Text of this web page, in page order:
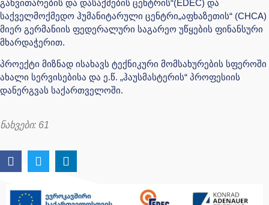
განვითარების და დასაქმების ცენტრის“(EDEC) და
საქველმოქმედო ჰუმანიტარული ცენტრი„აფხაზეთის“ (CHCA)
მიერ გერმანიის ფედერალური საგარეო უწყების ფინანსური
მხარდაჭერით.
პროექტი მიზნად ისახავს ტექნიკური მომსახურების სფეროში
ახალი სერვისებისა და ე.წ. „ჰაუსმასტერის“ პროფესიის
დანერგვას საქართველოში.
ნახვები: 61